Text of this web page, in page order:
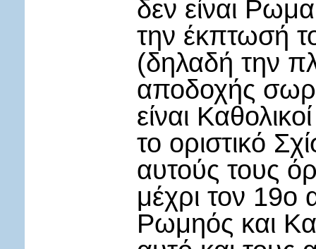
δεν είναι
την έκπτωσή
(δηλαδή την
αποδοχής
είναι
το οριστικό
αυτούς τους
μέχρι τον 19ο
Ρωμηός και